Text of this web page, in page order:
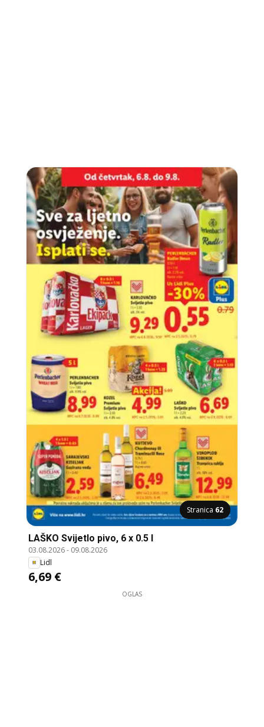
Stranica 62
LAŠKO Svijetlo pivo, 6 x 0.5 l
03.08.2026- 09.08.2026
Lidl
6,69 €
OGLAS